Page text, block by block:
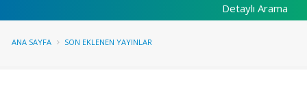
Detaylı Arama
ANA SAYFA SON EKLENEN YAYINLAR